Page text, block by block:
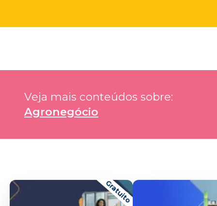
Agronegócio
Gratuito